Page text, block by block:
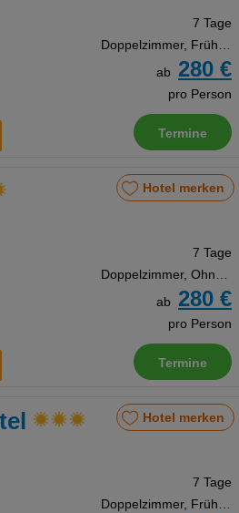
7 Tage
Doppelzimmer, Frühstück
ab
280 €
pro Person
Termine
Hotel merken
7 Tage
Doppelzimmer, Ohne Verpflegung
ab
280 €
pro Person
Termine
Hotel merken
7 Tage
Doppelzimmer, Frühstück